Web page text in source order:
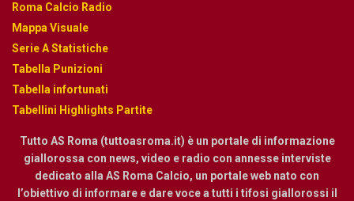
Roma Calcio Radio
Mappa Visuale
Serie A Statistiche
Tabella Punizioni
Tabella infortunati
Tabellini Highlights Partite
Tutto AS Roma (tuttoasroma.it) è un portale di informazione
giallorossa con news, video e radio con annesse interviste
dedicato alla AS Roma Calcio, un portale web nato con
l’obiettivo di informare e dare voce a tutti i tifosi giallorossi il